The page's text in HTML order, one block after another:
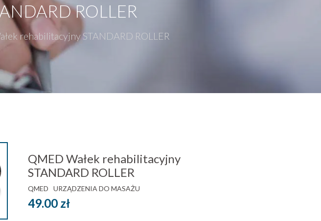
ROLLER
rehabilitacyjny STANDARD ROLLER
QMED Wałek rehabilitacyjny
STANDARD ROLLER
QMED URZĄDZENIA DO MASAŻU
49.00 zł